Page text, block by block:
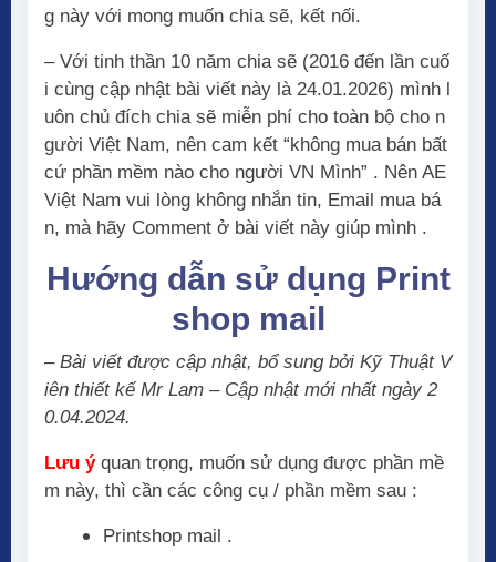
g này với mong muốn chia sẽ, kết nối.
– Với tinh thần 10 năm chia sẽ (2016 đến lần cuố
i cùng cập nhật bài viết này là 24.01.2026) mình l
uôn chủ đích chia sẽ miễn phí cho toàn bộ cho n
gười Việt Nam, nên cam kết “không mua bán bất
cứ phần mềm nào cho người VN Mình” . Nên AE
Việt Nam vui lòng không nhắn tin, Email mua bá
n, mà hãy Comment ở bài viết này giúp mình .
Hướng dẫn sử dụng Print
shop mail
– Bài viết được cập nhật, bổ sung bởi Kỹ Thuật V
iên thiết kế Mr Lam – Cập nhật mới nhất ngày 2
0.04.2024.
Lưu ýquan trọng, muốn sử dụng được phần mề
m này, thì cần các công cụ / phần mềm sau :
Printshop mail .